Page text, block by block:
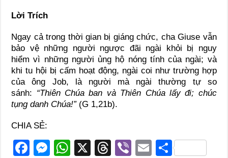
Lời Trích
Ngay cả trong thời gian bị giáng chức, cha Giuse vẫn
bảo vệ những người ngược đãi ngài khỏi bị nguy
hiểm vì những người ủng hộ nóng tính của ngài; và
khi tu hội bị cấm hoạt động, ngài coi như trường hợp
của ông Job, là người mà ngài thường tự so
sánh: “Thiên Chúa ban và Thiên Chúa lấy đi; chúc
tụng danh Chúa!”(G 1,21b).
CHIA SẺ:
F
M
W
X
T
Vi
E S